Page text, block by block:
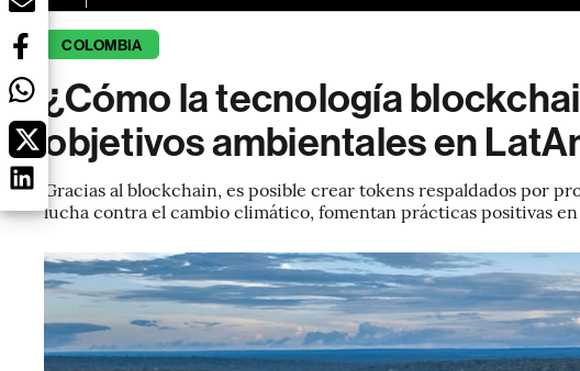
COLOMBIA
¿Cómo la tecnología
objetivos ambientales en
Gracias al blockchain, es posible crear tokens respaldados por
lucha contra el cambio climático, fomentan prácticas positivas